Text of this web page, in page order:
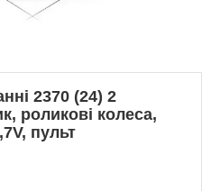
2370 (24) 2
роликові колеса,
пульт